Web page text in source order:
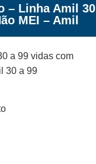
– Linha Amil 30
MEI – Amil
a 99 vidas com
30 a 99